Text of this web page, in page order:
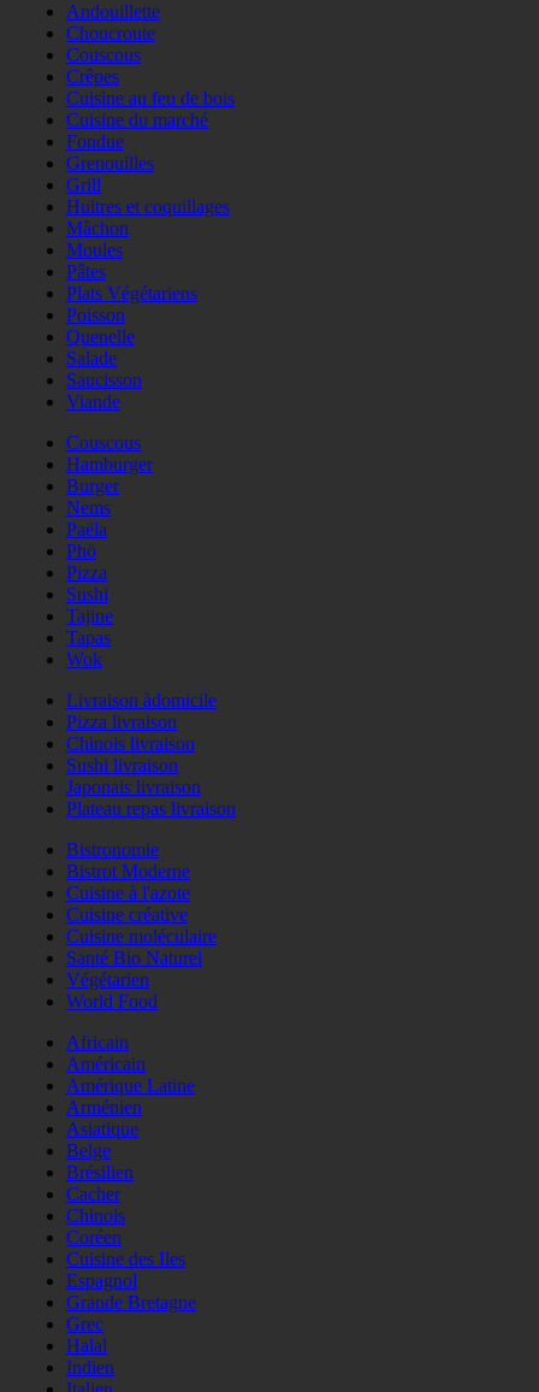
Andouillette
Choucroute
Couscous
Crêpes
Cuisine au feu de bois
Cuisine du marché
Fondue
Grenouilles
Grill
Huitres et coquillages
Mâchon
Moules
Pâtes
Plats Végétariens
Poisson
Quenelle
Salade
Saucisson
Viande
Couscous
Hamburger
Burger
Nems
Paëla
Phö
Pizza
Sushi
Tajine
Tapas
Wok
Livraison àdomicile
Pizza livraison
Chinois livraison
Sushi livraison
Japonais livraison
Plateau repas livraison
Bistronomie
Bistrot Moderne
Cuisine à l'azote
Cuisine créative
Cuisine moléculaire
Santé Bio Naturel
Végétarien
World Food
Africain
Américain
Amérique Latine
Arménien
Asiatique
Belge
Brésilien
Cacher
Chinois
Coréen
Cuisine des Iles
Espagnol
Grande Bretagne
Grec
Halal
Indien